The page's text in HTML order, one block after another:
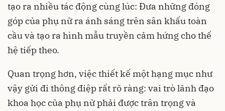
tạo ra nhiều tác động cùng lúc: Đưa những đóng
góp của phụ nữ ra ánh sáng trên sân khấu toàn
cầu và tạo ra hình mẫu truyền cảm hứng cho thế
hệ tiếp theo.
Quan trọng hơn, việc thiết kế một hạng mục như
vậy gửi đi thông điệp rất rõ ràng: vai trò lãnh đạo
khoa học của phụ nữ phải được trân trọng và